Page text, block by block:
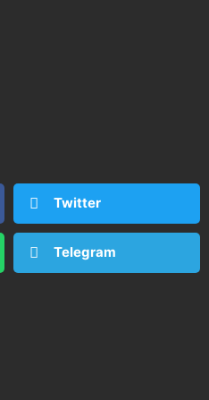
Twitter
Telegram